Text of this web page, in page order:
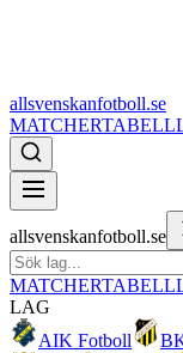
allsvenskanfotboll.se
MATCHERTABELL
allsvenskanfotboll.se
MATCHERTABELL
LAG
AIK Fotboll